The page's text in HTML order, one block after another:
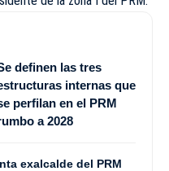
definen las tres
internas que
perfilan en el PRM
a 2028
exalcalde del PRM